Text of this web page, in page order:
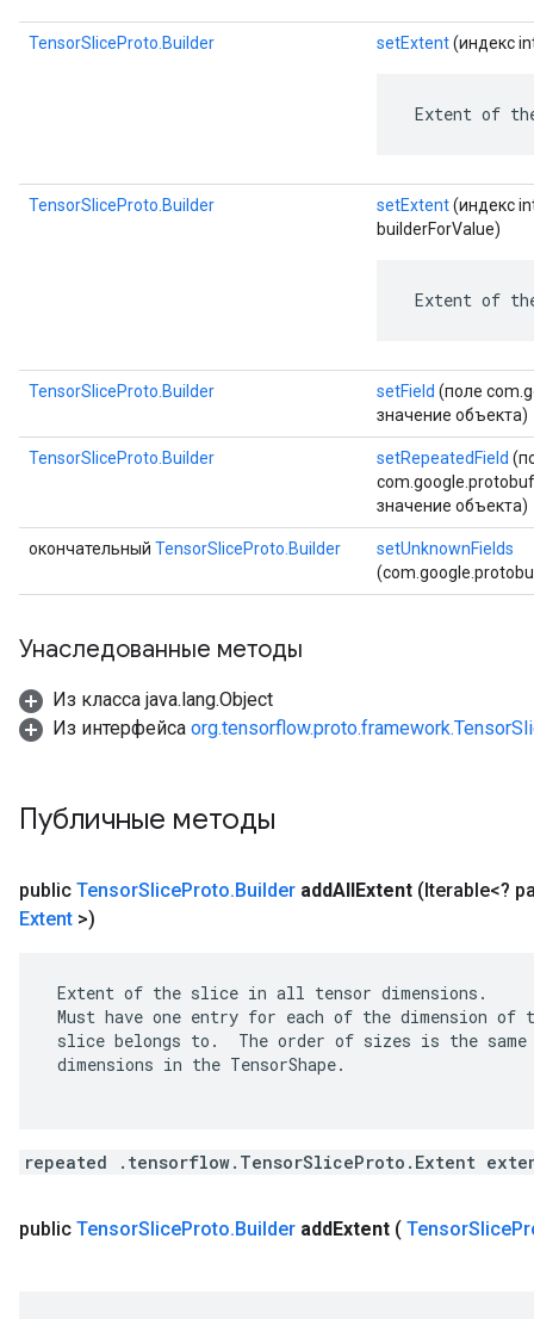
TensorSliceProto.Builder setExtent(индекс
Extent of
TensorSliceProto.Builder setExtent(индекс
builderForValue)
Extent of
TensorSliceProto.Builder setField (поле
значение объекта)
TensorSliceProto.Builder setRepeatedField
значение объекта)
окончательный TensorSliceProto.Builder
setUnknownFields
Унаследованные методы
Из класса java.lang.Object
Из интерфейса
Публичные методы
public TensorSliceProto.Builder addAllExtent (Iterable<?
Extent >)
Extent of the slice in all tensor dimensions.
Must have one entry for each of the dimension
slice belongs to.  The order of sizes is the
dimensions in the TensorShape.
repeated .tensorflow.TensorSliceProto.Extent
public TensorSliceProto.Builder addExtent ( TensorSlice